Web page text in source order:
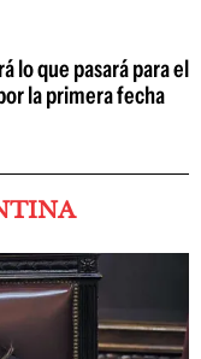
lo que pasará para el
la primera fecha